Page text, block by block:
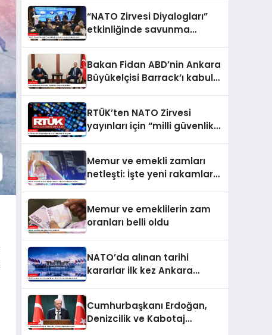
“NATO Zirvesi Diyalogları”
etkinliğinde savunma
Bakan Fidan ABD’nin Ankara
Büyükelçisi Barrack’ı kabul
RTÜK’ten NATO Zirvesi
yayınları için “milli güvenlik”
Memur ve emekli zamları
netleşti: İşte yeni rakamlar
Memur ve emeklilerin zam
oranları belli oldu
NATO’da alınan tarihi
kararlar ilk kez Ankara
Cumhurbaşkanı Erdoğan,
Denizcilik ve Kabotaj